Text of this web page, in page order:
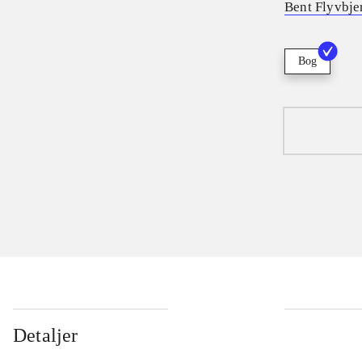
Bent
Bog
Detaljer